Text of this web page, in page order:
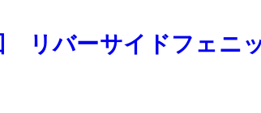
リバーサイドフェニ